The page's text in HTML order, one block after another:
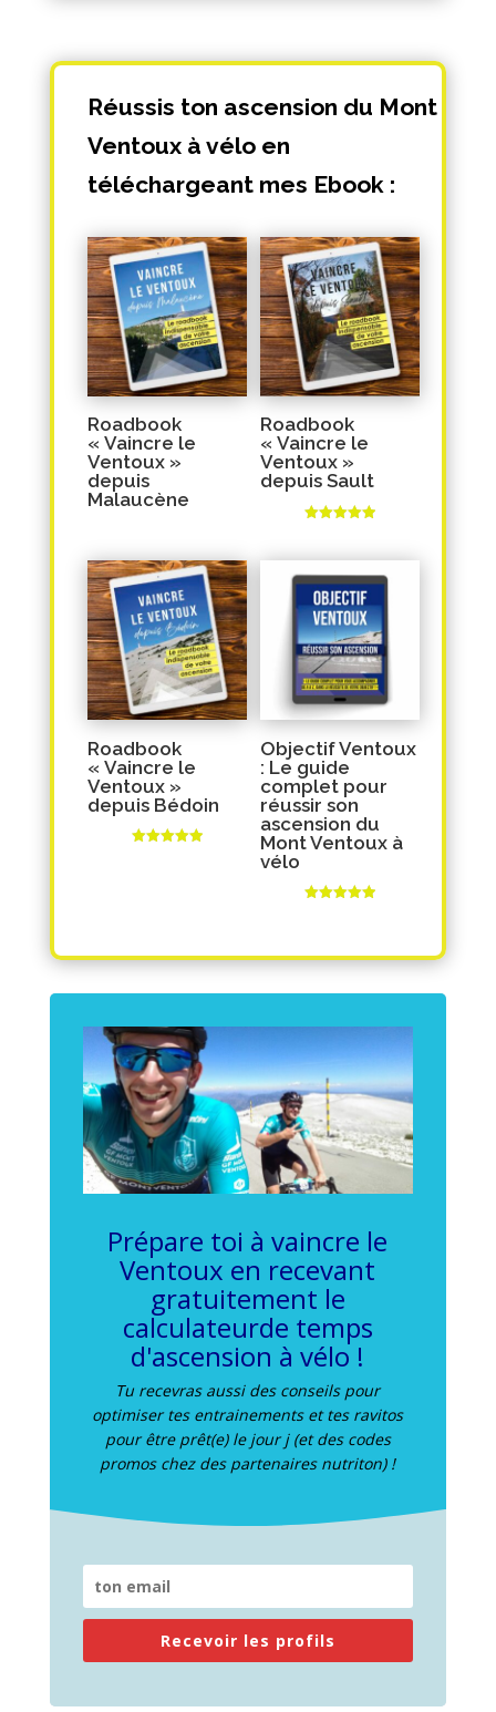
Réussis ton ascension du Mont
Ventoux à vélo en
téléchargeant mes Ebook :
Roadbook
« Vaincre le
Ventoux »
depuis
Malaucène
Roadbook
« Vaincre le
Ventoux »
depuis Sault
sur 5
Roadbook
« Vaincre le
Ventoux »
depuis Bédoin
Objectif Ventoux
: Le guide
complet pour
réussir son
ascension du
Mont Ventoux à
vélo
Prépare toi à vaincre le
Ventoux en recevant
gratuitement le
calculateurde temps
d'ascension à vélo !
Tu recevras aussi des conseils pour
optimiser tes entrainements et tes ravitos
pour être prêt(e) le jour j (et des codes
promos chez des partenaires nutriton) !
Recevoir les profils